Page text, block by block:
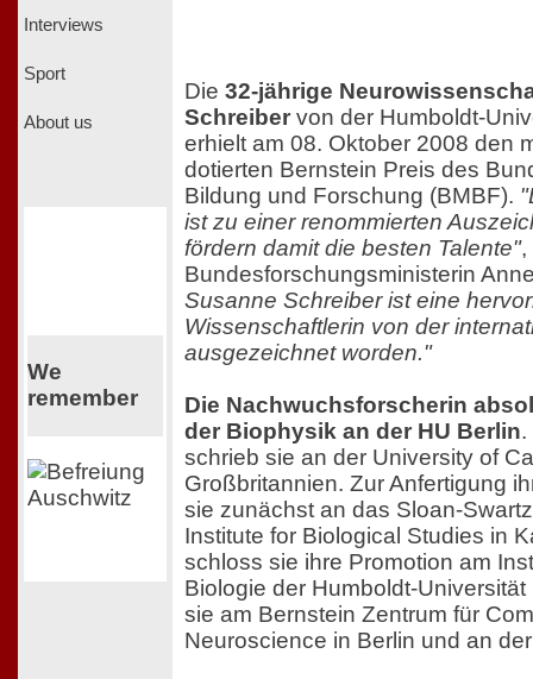
Interviews
Sport
About us
We
remember
Die 32-jährige
Schreiber von der Humboldt-
erhielt am 08. Oktober 2008 den
dotierten Bernstein Preis des
Bildung und Forschung (BMBF).
ist zu einer renommierten
fördern damit die besten Talente",
Bundesforschungsministerin
Susanne Schreiber ist eine
Wissenschaftlerin von der
ausgezeichnet worden."
Die Nachwuchsforscherin
der Biophysik an der HU Berlin.
schrieb sie an der University of
Großbritannien. Zur Anfertigung
sie zunächst an das Sloan-
Institute for Biological Studies in
schloss sie ihre Promotion am
Biologie der Humboldt-
sie am Bernstein Zentrum für
Neuroscience in Berlin und an